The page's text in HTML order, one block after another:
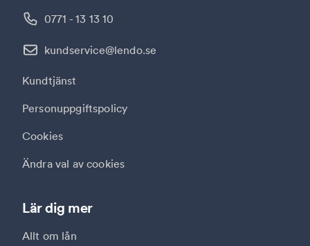
Lär dig mer
Allt om lån
0771 - 13 13 10
kundservice@lendo.se
Kundtjänst
Personuppgiftspolicy
Cookies
Ändra val av cookies